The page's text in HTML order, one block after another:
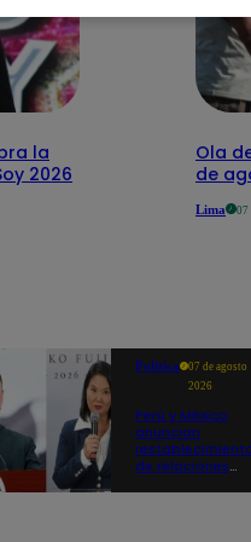
la
2026
Ola
de
Lima 07
Política
07 de agosto
2026
Perú y México
anuncian
de relaciones